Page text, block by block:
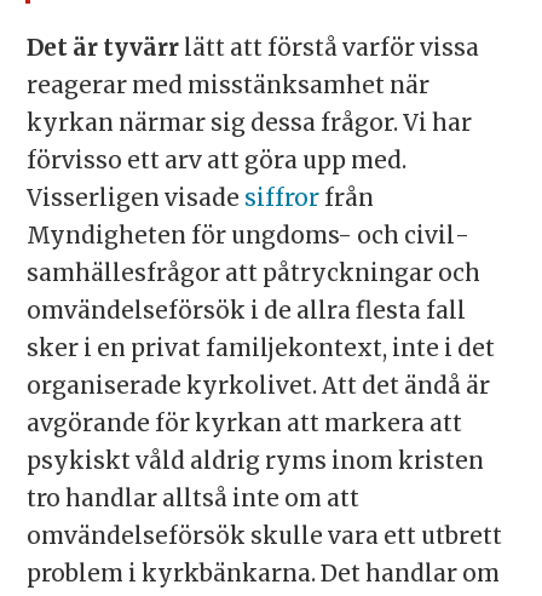
Det är tyvärrlätt att förstå varför vissa
reagerar med misstänksamhet när
kyrkan närmar sig dessa frågor. Vi har
förvisso ett arv att göra upp med.
Visserligen visade siffrorfrån
Myndigheten för ungdoms- och civil­
samhällesfrågor att påtryckningar och
omvändelseförsök i de allra flesta fall
sker i en privat familjekontext, inte i det
organiserade kyrkolivet. Att det ändå är
avgörande för kyrkan att markera att
psykiskt våld aldrig ryms inom kristen
tro handlar alltså inte om att
omvändelseförsök skulle vara ett utbrett
problem i kyrkbänkarna. Det handlar om